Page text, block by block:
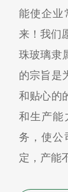
能使企业
来！我们
珠玻璃隶
的宗旨是
和贴心的
和生产能
务，使公
定，产能